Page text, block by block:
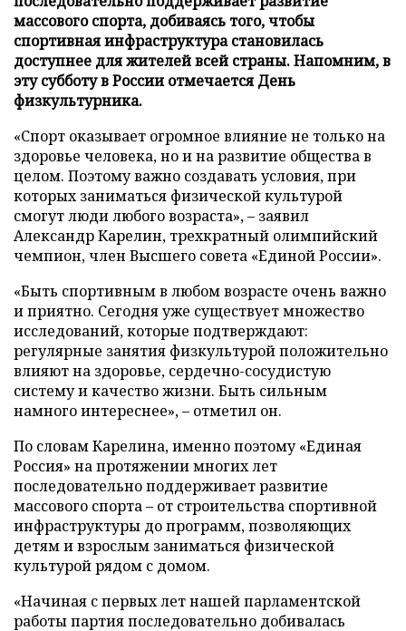
массового спорта, добиваясь того, чтобы
спортивная инфраструктура становилась
доступнее для жителей всей страны. Напомним, в
эту субботу в России отмечается День
физкультурника.
«Спорт оказывает огромное влияние не только на
здоровье человека, но и на развитие общества в
целом. Поэтому важно создавать условия, при
которых заниматься физической культурой
смогут люди любого возраста», – заявил
Александр Карелин, трехкратный олимпийский
чемпион, член Высшего совета «Единой России».
«Быть спортивным в любом возрасте очень важно
и приятно. Сегодня уже существует множество
исследований, которые подтверждают:
регулярные занятия физкультурой положительно
влияют на здоровье, сердечно-сосудистую
систему и качество жизни. Быть сильным
намного интереснее», – отметил он.
По словам Карелина, именно поэтому «Единая
Россия» на протяжении многих лет
последовательно поддерживает развитие
массового спорта – от строительства спортивной
инфраструктуры до программ, позволяющих
детям и взрослым заниматься физической
культурой рядом с домом.
«Начиная с первых лет нашей парламентской
работы партия последовательно добивалась